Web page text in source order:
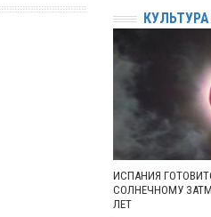
ИСПАНИЯ
СОЛНЕЧНОМУ
ЛЕТ